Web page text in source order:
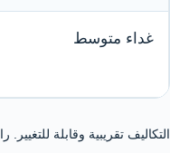
غداء متوسط
التكاليف تقريبية وقابلة للتغيير.